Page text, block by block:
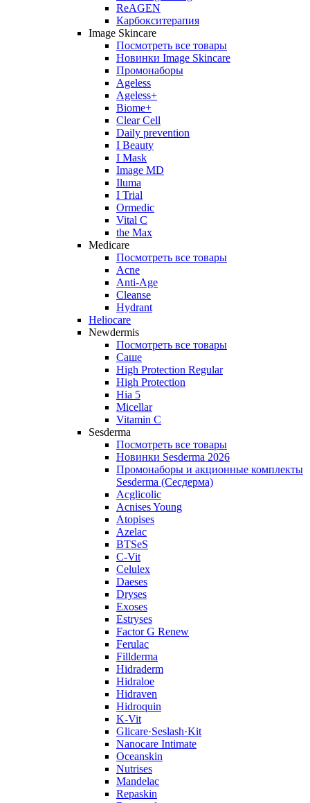
ReAGEN
Карбокситерапия
Image Skincare
Посмотреть все товары
Новинки Image Skincare
Промонаборы
Ageless
Ageless+
Biome+
Clear Cell
Daily prevention
I Beauty
I Mask
Image MD
Iluma
I Trial
Ormedic
Vital C
the Max
Medicare
Посмотреть все товары
Acne
Anti‑Age
Cleanse
Hydrant
Heliocare
Newdermis
Посмотреть все товары
Саше
High Protection Regular
High Protection
Hia 5
Micellar
Vitamin C
Sesderma
Посмотреть все товары
Новинки Sesderma 2026
Промонаборы и акционные комплекты
Sesderma (Сесдерма)
Acglicolic
Acnises Young
Atopises
Azelac
BTSeS
C‑Vit
Celulex
Daeses
Dryses
Exoses
Estryses
Factor G Renew
Ferulac
Fillderma
Hidraderm
Hidraloe
Hidraven
Hidroquin
K-Vit
Glicare·Seslash·Kit
Nanocare Intimate
Oceanskin
Nutrises
Mandelac
Repaskin